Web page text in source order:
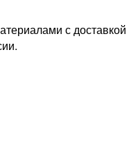
с доставкой